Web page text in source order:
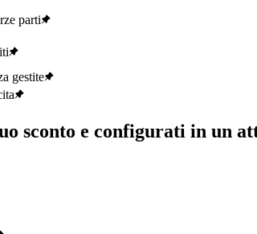
parti
gestite
sconto e configurati in un